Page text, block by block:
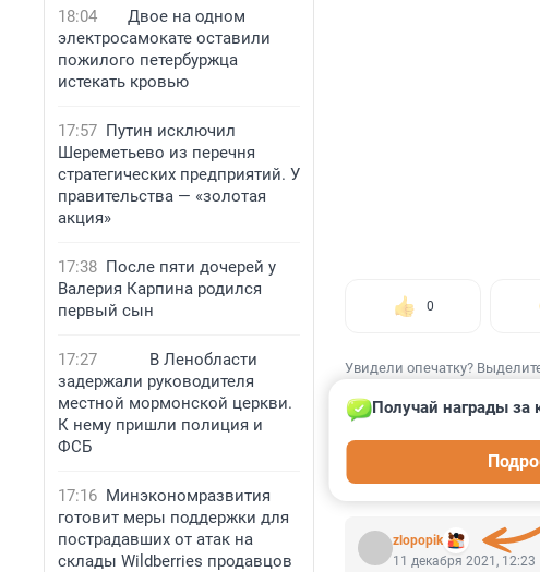
18:04
Двое на одном
электросамокате оставили
пожилого петербуржца
истекать кровью
17:57 Путин исключил
Шереметьево из перечня
стратегических предприятий. У
правительства — «золотая
акция»
17:38 После пяти дочерей у
Валерия Карпина родился
первый сын
17:27
В Ленобласти
задержали руководителя
местной мормонской церкви.
К нему пришли полиция и
ФСБ
17:16 Минэкономразвития
готовит меры поддержки для
пострадавших от атак на
склады Wildberries продавцов
0
Увидели опечатку?
КОММЕНТАРИИ 21
zlopopik
Получай награды за
11 декабря 2021, 12:23